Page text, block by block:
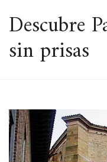
Descubre
sin prisas